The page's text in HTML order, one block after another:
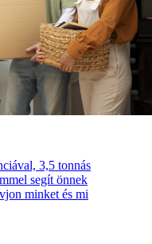
3,5 tonnás
segít önnek
minket és mi